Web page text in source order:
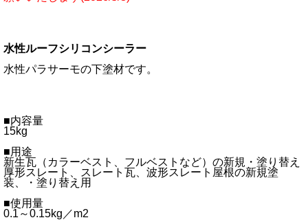
水性ルーフシリコンシーラー
水性パラサーモの下塗材です。
■内容量
15kg
■用途
新生瓦（カラーベスト、フルベストなど）の新規・塗り替え
厚形スレート、スレート瓦、波形スレート屋根の新規塗
装、・塗り替え用
■使用量
0.1～0.15kg／m2